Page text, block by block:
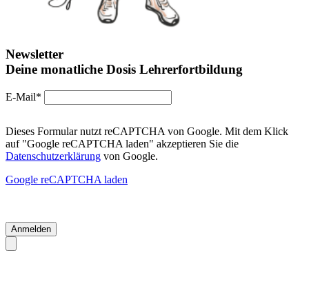
Newsletter
Deine monatliche Dosis Lehrerfortbildung
E-Mail*
Dieses Formular nutzt reCAPTCHA von Google. Mit dem Klick
auf "Google reCAPTCHA laden" akzeptieren Sie die
Datenschutzerklärung von Google.
Google reCAPTCHA laden
Anmelden